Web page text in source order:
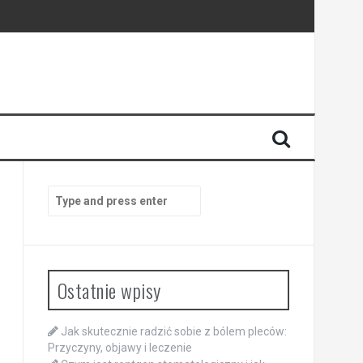
for:
Ostatnie wpisy
Jak skutecznie radzić sobie z bólem pleców:
Przyczyny, objawy i leczenie